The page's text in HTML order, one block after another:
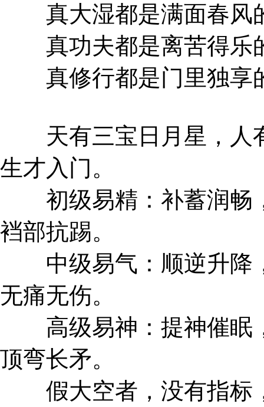
真大湿都是满面春风
真功夫都是离苦得乐
真修行都是门里独享
天有三宝日月星，人
生才入门。
初级易精：补蓄润畅
裆部抗踢。
中级易气：顺逆升降
无痛无伤。
高级易神：提神催眠
顶弯长矛。
假大空者，没有指标